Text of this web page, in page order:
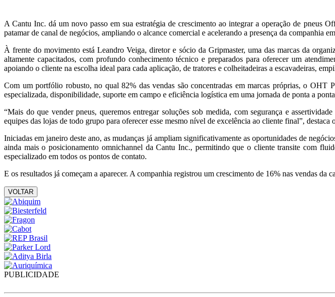
A Cantu Inc. dá um novo passo em sua estratégia de crescimento ao integrar a operação de pneus
patamar de canal de negócios, ampliando o alcance comercial e acelerando a presença da companhia
À frente do movimento está Leandro Veiga, diretor e sócio da Gripmaster, uma das marcas da
altamente capacitados, com profundo conhecimento técnico e preparados para oferecer um
apoiando o cliente na escolha ideal para cada aplicação, de tratores e colheitadeiras a escavadeiras,
Com um portfólio robusto, no qual 82% das vendas são concentradas em marcas próprias, o
especializada, disponibilidade, suporte em campo e eficiência logística em uma jornada de ponta a
“Mais do que vender pneus, queremos entregar soluções sob medida, com segurança e
equipes das lojas de todo grupo para oferecer esse mesmo nível de excelência ao cliente final”, destaca
Iniciadas em janeiro deste ano, as mudanças já ampliam significativamente as oportunidades de
ainda mais o posicionamento omnichannel da Cantu Inc., permitindo que o cliente transite com
especializado em todos os pontos de contato.
E os resultados já começam a aparecer. A companhia registrou um crescimento de 16% nas vendas
VOLTAR
PUBLICIDADE